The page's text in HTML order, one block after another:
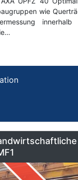
wie
innerhalb